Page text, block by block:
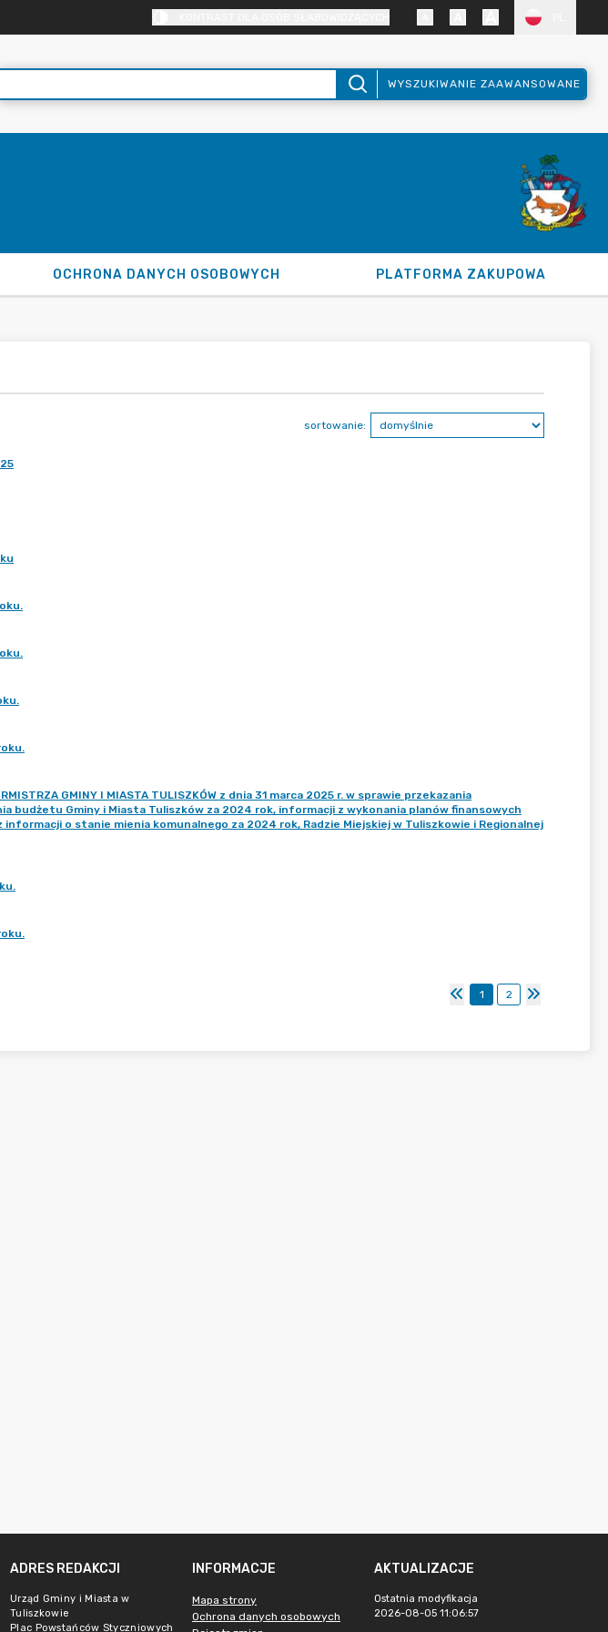
WYSZUKIWANIE ZAAWANSOWANE
OCHRONA DANYCH OSOBOWYCH PLATFORMA ZAKUPOWA
sortowanie:
GMINY I MIASTA TULISZKÓW z dnia 31 marca 2025 r. w sprawie przekazania
budżetu Gminy i Miasta Tuliszków za 2024 rok, informacji z wykonania planów finansowych
o stanie mienia komunalnego za 2024 rok, Radzie Miejskiej w Tuliszkowie i Regionalnej
1 2
ADRES REDAKCJI
Urząd Gminy i Miasta w
Tuliszkowie
Plac Powstańców Styczniowych
INFORMACJE
Mapa strony
Ochrona danych osobowych
AKTUALIZACJE
Ostatnia modyfikacja
2026-08-05 11:06:57